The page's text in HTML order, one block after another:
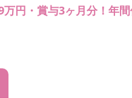
万円・賞与3ヶ月分！年